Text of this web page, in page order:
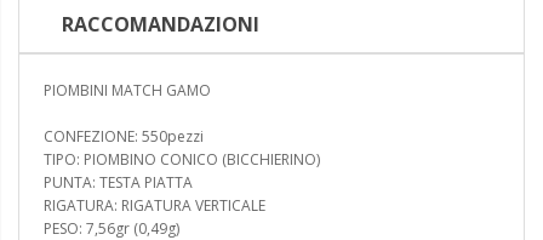
RACCOMANDAZIONI
PIOMBINI MATCH GAMO
CONFEZIONE: 550pezzi
TIPO: PIOMBINO CONICO (BICCHIERINO)
PUNTA: TESTA PIATTA
RIGATURA: RIGATURA VERTICALE
PESO: 7,56gr (0,49g)